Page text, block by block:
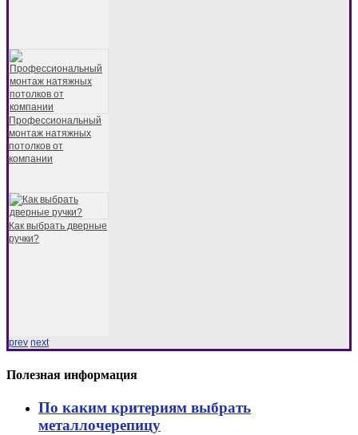
Профессиональный
монтаж натяжных
потолков от
компании
Как выбрать дверные
ручки?
prev next
Полезная информация
По каким критериям выбрать
металлочерепицу